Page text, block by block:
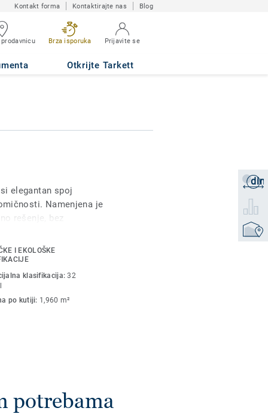
Kontakt forma Kontaktirajte nas Blog
Brza isporuka Prijavite se
Otkrijte Tarkett
din
Zatraži
elegantan spoj
Namenjena je
rešenje, bez
kolekcija donosi
prostor.
I EKOLOŠKE
klasifikacija:32
po kutiji: 1,960 m²
potrebama